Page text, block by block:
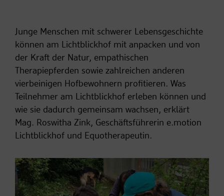
Junge Menschen mit schwerer Lebensgeschichte
können am Lichtblickhof mit anpacken und von
der Kraft der Natur, empathischen
Therapiepferden sowie zahlreichen anderen
vierbeinigen Hofbewohnern profitieren. Was
Teilnehmer am Lichtblickhof erleben können und
wie sie dadurch gemeinsam wachsen, erklärt
Mag. Roswitha Zink, Geschäftsführerin e.motion
Lichtblickhof und Equotherapeutin.